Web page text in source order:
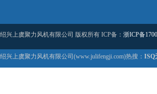
绍兴上虞聚力风机有限公司 版权所有 ICP备： 浙ICP备
绍兴上虞聚力风机有限公司(www.julifengji.com)热搜： ISQ